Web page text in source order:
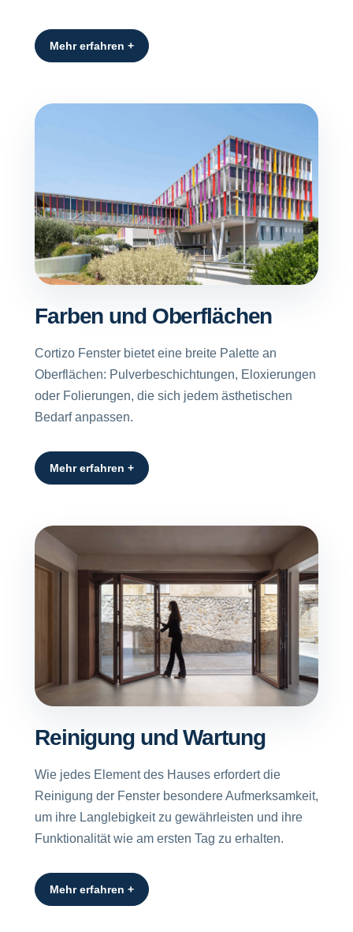
Mehr erfahren +
Farben und Oberflächen
Cortizo Fenster bietet eine breite Palette an
Oberflächen: Pulverbeschichtungen, Eloxierungen
oder Folierungen, die sich jedem ästhetischen
Bedarf anpassen.
Mehr erfahren +
Reinigung und Wartung
Wie jedes Element des Hauses erfordert die
Reinigung der Fenster besondere Aufmerksamkeit,
um ihre Langlebigkeit zu gewährleisten und ihre
Funktionalität wie am ersten Tag zu erhalten.
Mehr erfahren +